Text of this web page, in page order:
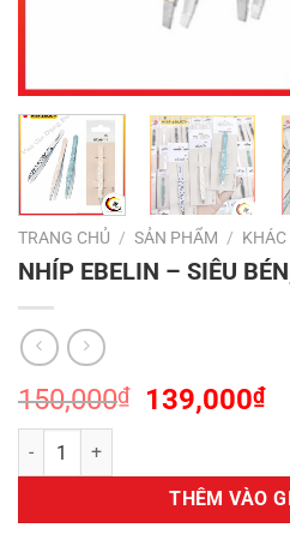
TRANG CHỦ / SẢN PHẨM / KHÁC
NHÍP EBELIN – SIÊU
150,000₫
Giá
150,000₫.
139,000₫Giá
NHÍP EBELIN - SIÊU BÉN, CẦM
THÊM VÀO